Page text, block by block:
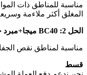
مناسبة للمناطق ذات
المغلق أكثر ملاءمة
الحل 2: BC40 ميجا+مبرد جاف
مناسبة لمناطق نقص
قسط